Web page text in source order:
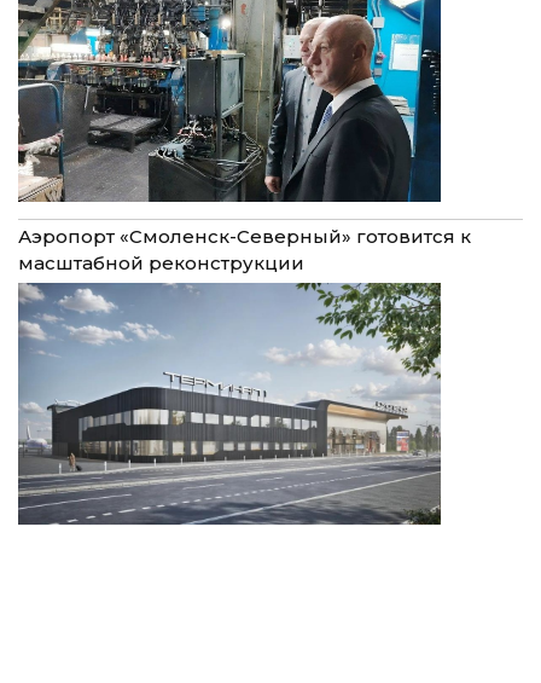
Аэропорт «Смоленск-Северный» готовится к
масштабной реконструкции